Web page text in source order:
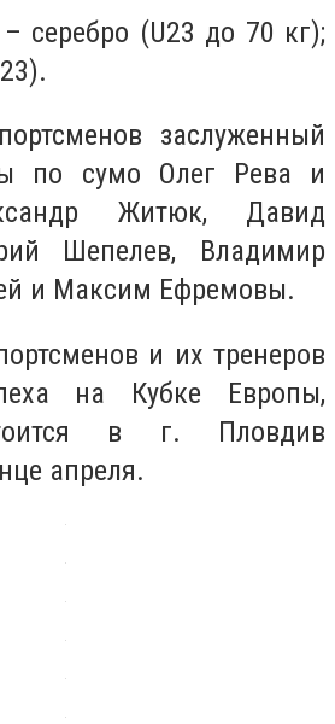
серебро (U23 до 70 кг);
заслуженный
по сумо Олег Рева и
Житюк, Давид
Шепелев, Владимир
и Максим Ефремовы.
и их тренеров
на Кубке Европы,
в г. Пловдив
апреля.